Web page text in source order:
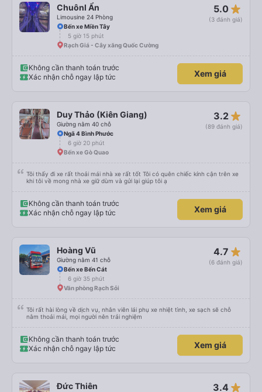
Chuônl Ẩn
Limousine 24 Phòng
5.0 star_rate
(3 đánh giá)
Bến xe Miền Tây
5 giờ 15 phút
Rạch Giá - Cây xăng Quốc Cường
Không cần thanh toán trước
Xác nhận chỗ ngay lập tức
Xem giá
Duy Thảo (Kiên Giang)
Giường nằm 40 chỗ
3.2 star_rate
(89 đánh giá)
Ngã 4 Bình Phước
6 giờ 20 phút
Bến xe Gò Quao
Tôi thấy đi xe rất thoải mái nhà xe rất tốt Tôi có quên chiếc kính cận trên xe
khi tôi về mong nhà xe giữ dùm và gửi lại giúp tôi ạ
Không cần thanh toán trước
Xác nhận chỗ ngay lập tức
Xem giá
Hoàng Vũ
Giường nằm 41 chỗ
4.7 star_rate
(6 đánh giá)
Bến xe Bến Cát
6 giờ 35 phút
Văn phòng Rạch Sỏi
Tôi rất hài lòng về dịch vụ, nhân viên lái phụ xe nhiệt tình, xe sạch sẽ chỗ
nằm thoải mái, mọi người nên trải nghiệm
Không cần thanh toán trước
Xác nhận chỗ ngay lập tức
Xem giá
Đức Thiên 3.4 star_rate